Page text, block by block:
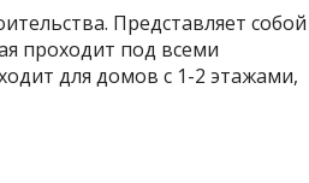
Представляет собой
проходит под всеми
для домов с 1-2 этажами,